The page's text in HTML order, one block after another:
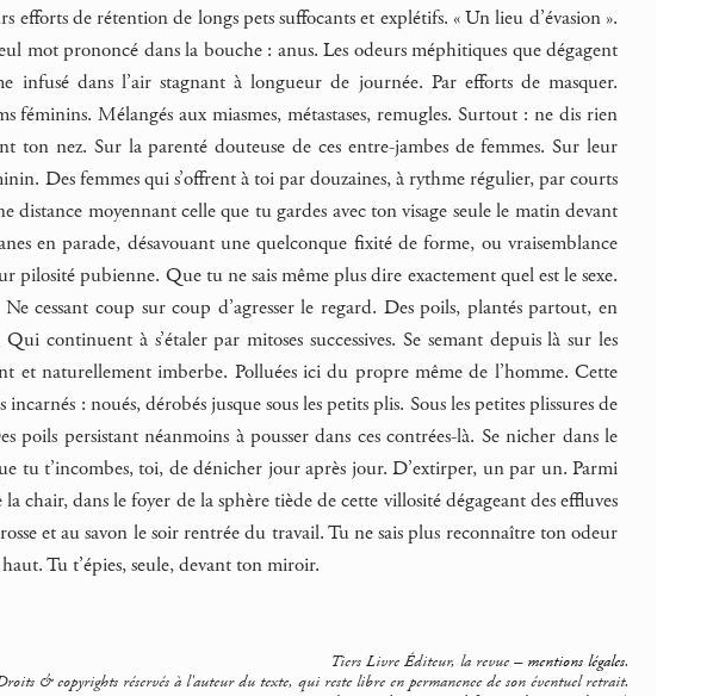
de rétention de longs pets suffocants et explétifs. « Un lieu d’évasion ».
mot prononcé dans la bouche : anus. Les odeurs méphitiques que dégagent
infusé dans l’air stagnant à longueur de journée. Par efforts de masquer.
Mélangés aux miasmes, métastases, remugles. Surtout : ne dis rien
nez. Sur la parenté douteuse de ces entre-jambes de femmes. Sur leur
Des femmes qui s’offrent à toi par douzaines, à rythme régulier, par courts
distance moyennant celle que tu gardes avec ton visage seule le matin devant
en parade, désavouant une quelconque fixité de forme, ou vraisemblance
pilosité pubienne. Que tu ne sais même plus dire exactement quel est le sexe.
cessant coup sur coup d’agresser le regard. Des poils, plantés partout, en
continuent à s’étaler par mitoses successives. Se semant depuis là sur les
et naturellement imberbe. Polluées ici du propre même de l’homme. Cette
: noués, dérobés jusque sous les petits plis. Sous les petites plissures de
poils persistant néanmoins à pousser dans ces contrées-là. Se nicher dans le
tu t’incombes, toi, de dénicher jour après jour. D’extirper, un par un. Parmi
dans le foyer de la sphère tiède de cette villosité dégageant des effluves
et au savon le soir rentrée du travail. Tu ne sais plus reconnaître ton odeur
Tu t’épies, seule, devant ton miroir.
Tiers Livre Éditeur, la revue – mentions légales.
& copyrights réservés à l'auteur du texte, qui reste libre en permanence de son éventuel retrait.